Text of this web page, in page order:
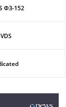
ФЗ-152